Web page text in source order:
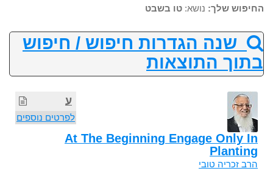
החיפוש שלך: נושא: טו בשבט
שנה הגדרות חיפוש / חיפוש
בתוך התוצאות
ע
לפרטים נוספים
At The Beginning Engage Only In
Planting
הרב זכריה טובי